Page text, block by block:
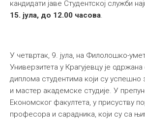
кандидати јаве Студентској служби
15. јула, до 12.00 часова.
У четвртак, 9. јула, на Филолошко-
Универзитета у Крагујевцу је
диплома студентима који су
и мастер академске студије. У
Економског факултета, у присуству
професора и сарадника, који су са